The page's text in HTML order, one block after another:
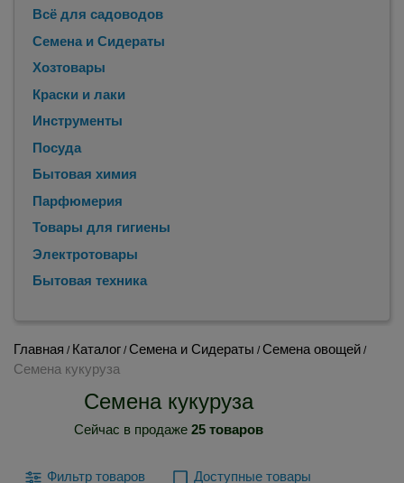
Всё для садоводов
Семена и Сидераты
Хозтовары
Краски и лаки
Инструменты
Посуда
Бытовая химия
Парфюмерия
Товары для гигиены
Электротовары
Бытовая техника
Главная / Каталог /Семена и Сидераты /Семена овощей /
Семена кукуруза
Семена кукуруза
Сейчас в продаже 25 товаров
Фильтр товаров Доступные товары